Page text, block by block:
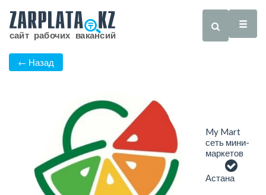
← Назад
My Mart
сеть мини-
маркетов
Астана